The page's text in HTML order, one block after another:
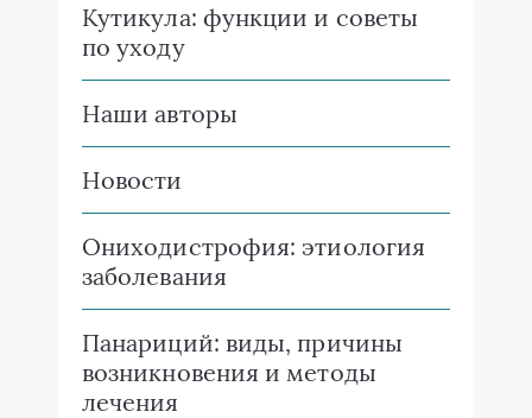
Кутикула: функции и советы
по уходу
Наши авторы
Новости
Ониходистрофия: этиология
заболевания
Панариций: виды, причины
возникновения и методы
лечения